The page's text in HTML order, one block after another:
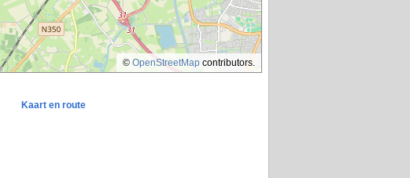
© OpenStreetMap contributors.
Kaart en route